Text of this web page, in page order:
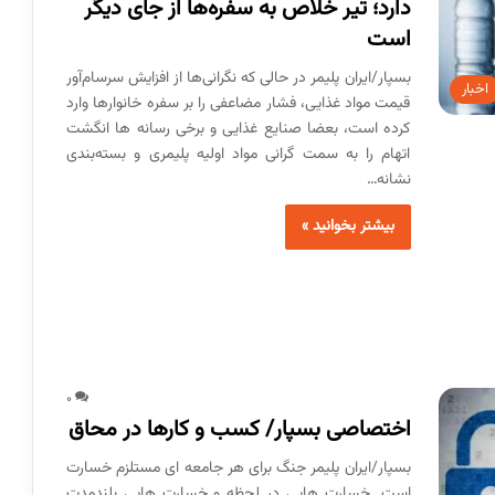
اخبار
دارد؛ تیر خلاص به سفره‌ها از جای دیگر
است
بسپار/ایران پلیمر در حالی که نگرانی‌ها از افزایش سرسام‌آور
قیمت مواد غذایی، فشار مضاعفی را بر سفره خانوارها وارد
کرده است، بعضا صنایع غذایی و برخی رسانه ها انگشت
اتهام را به سمت گرانی مواد اولیه پلیمری و بسته‌بندی
نشانه…
بیشتر بخوانید »
0
اختصاصی بسپار/ کسب و کارها در محاق
بسپار/ایران پلیمر جنگ برای هر جامعه ای مستلزم خسارت